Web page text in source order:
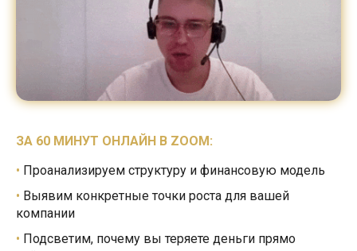
ЗА 60 МИНУТ ОНЛАЙН В ZOOM:
• Проанализируем структуру и финансовую модель
• Выявим конкретные точки роста для вашей
компании
• Подсветим, почему вы теряете деньги прямо